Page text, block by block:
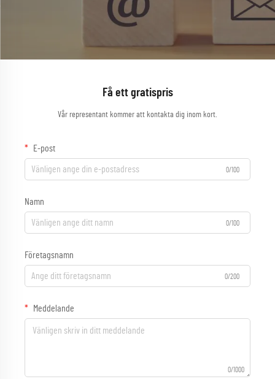
Få ett gratispris
Vår representant kommer att kontakta dig inom kort.
E-post
0/100
Namn
0/100
Företagsnamn
0/200
Meddelande
0/1000